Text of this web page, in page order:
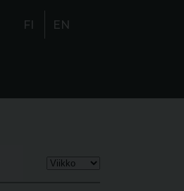
FI EN